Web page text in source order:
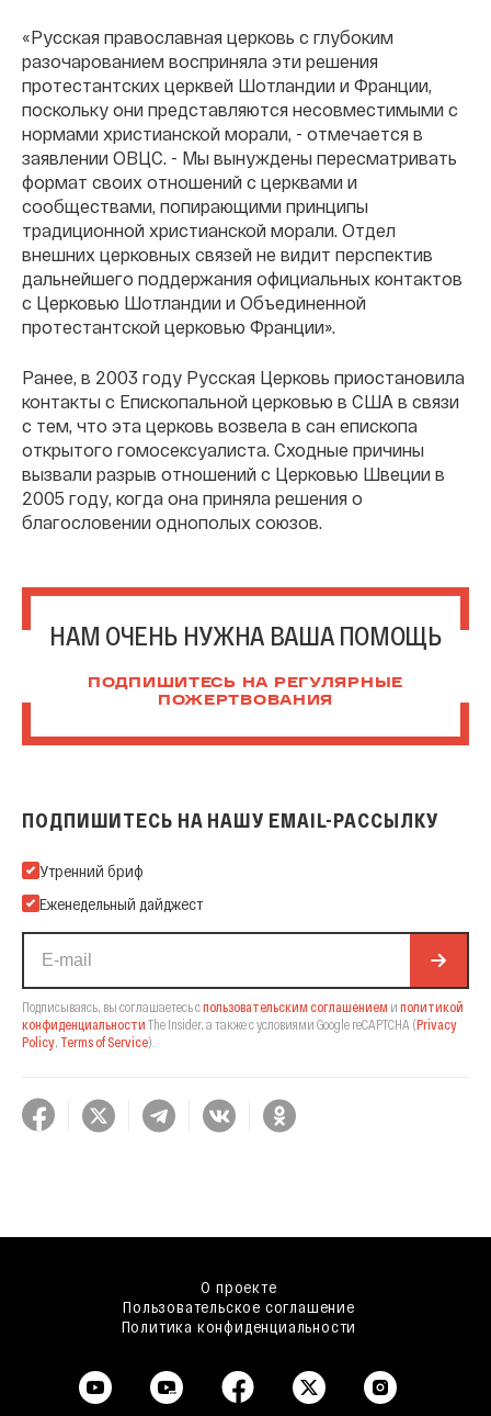
«Русская православная церковь с глубоким
разочарованием восприняла эти решения
протестантских церквей Шотландии и Франции,
поскольку они представляются несовместимыми с
нормами христианской морали, - отмечается в
заявлении ОВЦС. - Мы вынуждены пересматривать
формат своих отношений с церквами и
сообществами, попирающими принципы
традиционной христианской морали. Отдел
внешних церковных связей не видит перспектив
дальнейшего поддержания официальных контактов
с Церковью Шотландии и Объединенной
протестантской церковью Франции».
Ранее, в 2003 году Русская Церковь приостановила
контакты с Епископальной церковью в США в связи
с тем, что эта церковь возвела в сан епископа
открытого гомосексуалиста. Сходные причины
вызвали разрыв отношений с Церковью Швеции в
2005 году, когда она приняла решения о
благословении однополых союзов.
НАМ ОЧЕНЬ НУЖНА ВАША ПОМОЩЬ
ПОДПИШИТЕСЬ НА РЕГУЛЯРНЫЕ
ПОЖЕРТВОВАНИЯ
ПОДПИШИТЕСЬ НА НАШУ EMAIL-РАССЫЛКУ
Подпишитесь на нашу Email-рассылку
Утренний бриф
Еженедельный дайджест
Подписываясь, вы соглашаетесь спользовательским соглашением и политикой
конфиденциальности The Insider, а также с условиями Google reCAPTCHA (Privacy
Policy, Terms of Service).
О проекте
Пользовательское соглашение
Политика конфиденциальности